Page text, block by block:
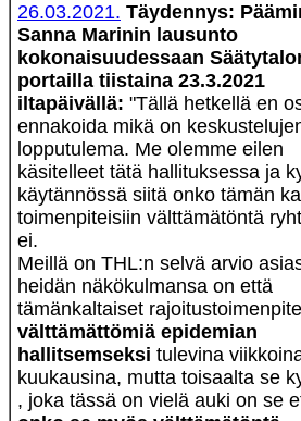
26.03.2021. Täydennys:
Sanna Marinin lausunto
kokonaisuudessaan
portailla tiistaina 23.3.2021
iltapäivällä: "Tällä hetkellä en
ennakoida mikä on
lopputulema. Me olemme eilen
käsitelleet tätä hallituksessa ja
käytännössä siitä onko tämän
toimenpiteisiin välttämätöntä
ei.
Meillä on THL:n selvä arvio
heidän näkökulmansa on että
tämänkaltaiset
välttämättömiä epidemian
hallitsemseksi tulevina
kuukausina, mutta toisaalta se
, joka tässä on vielä auki on se